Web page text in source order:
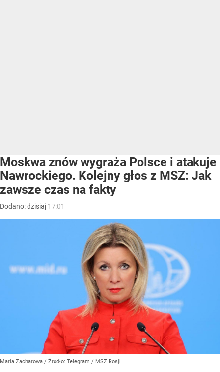
Moskwa znów wygraża Polsce i atakuje
Nawrockiego. Kolejny głos z MSZ: Jak
zawsze czas na fakty
Dodano:dzisiaj 17:01
Maria Zacharowa / Źródło: Telegram / MSZ Rosji